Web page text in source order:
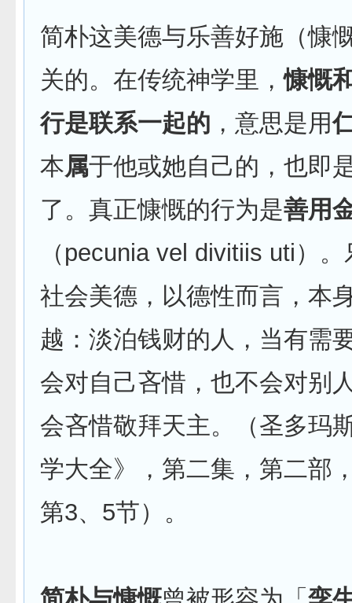
简朴这美德与乐善好施（慷
关的。在传统神学里，慷慨
行是联系一起的 ，意思是用
本属于他或她自己的，也即
了。真正慷慨的行为是善用
（pecunia vel divitiis uti）
社会美德，以德性而言，本
越：淡泊钱财的人，当有需
会对自己吝惜，也不会对别
会吝惜敬拜天主。（圣多玛
学大全》，第二集，第二部
第3、5节）。